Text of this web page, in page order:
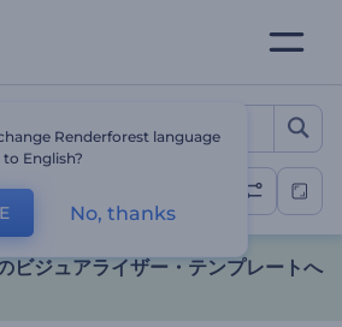
ーチャーのビジ
ビジュアライザー・テンプレートへ
Renderforest language
to English?
No, thanks